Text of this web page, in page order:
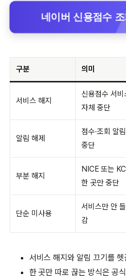
네이버 신용점수 조
구분 의미
서비스 해지
신용점수 서비
자체 중단
알림 해제
점수·조회 알
중단
부분 해지
NICE 또는
한 곳만 중단
단순 미사용
서비스만 안
감
서비스 해지와 알림 끄기를
한 곳만 따로 끊는 방식은 공